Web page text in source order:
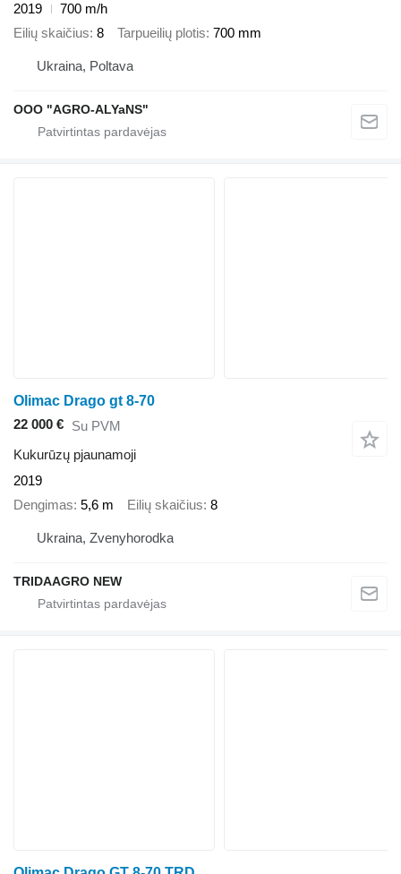
2019
700 m/h
Eilių skaičius 8 Tarpueilių plotis 700 mm
Ukraina, Poltava
OOO "AGRO-ALYaNS"
Olimac Drago gt 8-70
22 000 € Su PVM
Kukurūzų pjaunamoji
2019
Dengimas 5,6 m Eilių skaičius 8
Ukraina, Zvenyhorodka
TRIDAAGRO NEW